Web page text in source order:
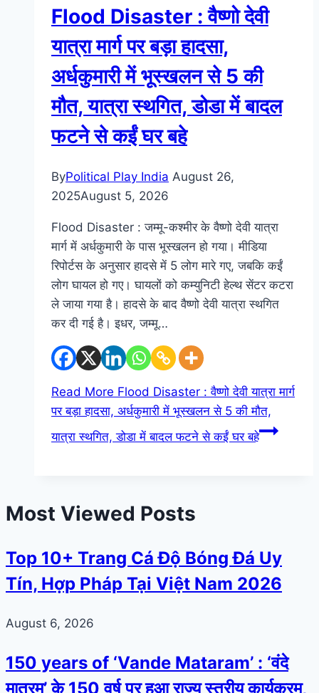
Flood Disaster : वैष्णो देवी
यात्रा मार्ग पर बड़ा हादसा,
अर्धकुमारी में भूस्खलन से 5 की
मौत, यात्रा स्थगित, डोडा में बादल
फटने से कईं घर बहे
ByPolitical Play India August 26,
2025August 5, 2026
Flood Disaster : जम्मू-कश्मीर के वैष्णो देवी यात्रा
मार्ग में अर्धकुमारी के पास भूस्खलन हो गया। मीडिया
रिपोर्टस के अनुसार हादसे में 5 लोग मारे गए, जबकि कईं
लोग घायल हो गए। घायलों को कम्युनिटी हेल्थ सेंटर कटरा
ले जाया गया है। हादसे के बाद वैष्णो देवी यात्रा स्थगित
कर दी गई है। इधर, जम्मू…
Read More Flood Disaster : वैष्णो देवी यात्रा मार्ग
पर बड़ा हादसा, अर्धकुमारी में भूस्खलन से 5 की मौत,
यात्रा स्थगित, डोडा में बादल फटने से कईं घर बहे
Most Viewed Posts
Top 10+ Trang Cá Độ Bóng Đá Uy
Tín, Hợp Pháp Tại Việt Nam 2026
August 6, 2026
150 years of ‘Vande Mataram’ : ‘वंदे
मातरम्’ के 150 वर्ष पर हुआ राज्य स्तरीय कार्यक्रम,